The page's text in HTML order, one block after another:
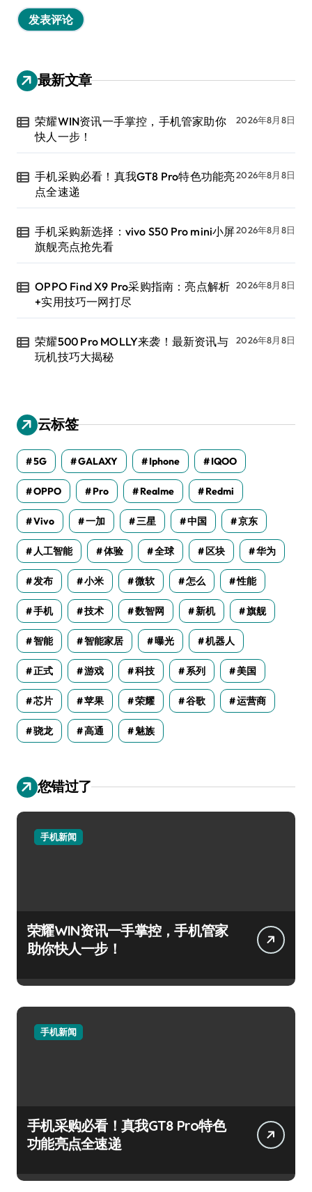
最新文章
荣耀WIN资讯一手掌控，手机管家助你
快人一步！
2026年8月8日
手机采购必看！真我GT8 Pro特色功能亮
点全速递
2026年8月8日
手机采购新选择：vivo S50 Pro mini小屏
旗舰亮点抢先看
2026年8月8日
OPPO Find X9 Pro采购指南：亮点解析
+实用技巧一网打尽
2026年8月8日
荣耀500 Pro MOLLY来袭！最新资讯与
玩机技巧大揭秘
2026年8月8日
云标签
5G GALAXY Iphone IQOO
OPPO Pro Realme Redmi
Vivo 一加 三星 中国 京东
人工智能 体验 全球 区块 华为
发布 小米 微软 怎么 性能
手机 技术 数智网 新机 旗舰
智能 智能家居 曝光 机器人
正式 游戏 科技 系列 美国
芯片 苹果 荣耀 谷歌 运营商
骁龙 高通 魅族
您错过了
手机新闻
荣耀WIN资讯一手掌控，手机管家
助你快人一步！
手机新闻
手机采购必看！真我GT8 Pro特色
功能亮点全速递